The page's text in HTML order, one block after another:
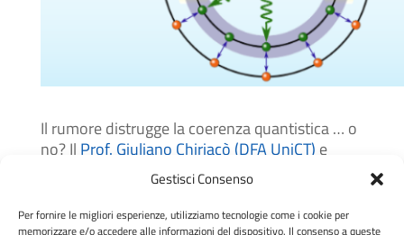
Gestisci Consenso
Per fornire le migliori esperienze, utilizziamo tecnologie come i cookie per
memorizzare e/o accedere alle informazioni del dispositivo. Il consenso a queste
Il rumore distrugge la coerenza quantistica … o
no? Il Prof. Giuliano Chiriacò (DFA UniCT) e
collaboratori dimostrano come, in certe
condizioni, il rumore possa proteggere e
addirittura migliorare l’entanglement